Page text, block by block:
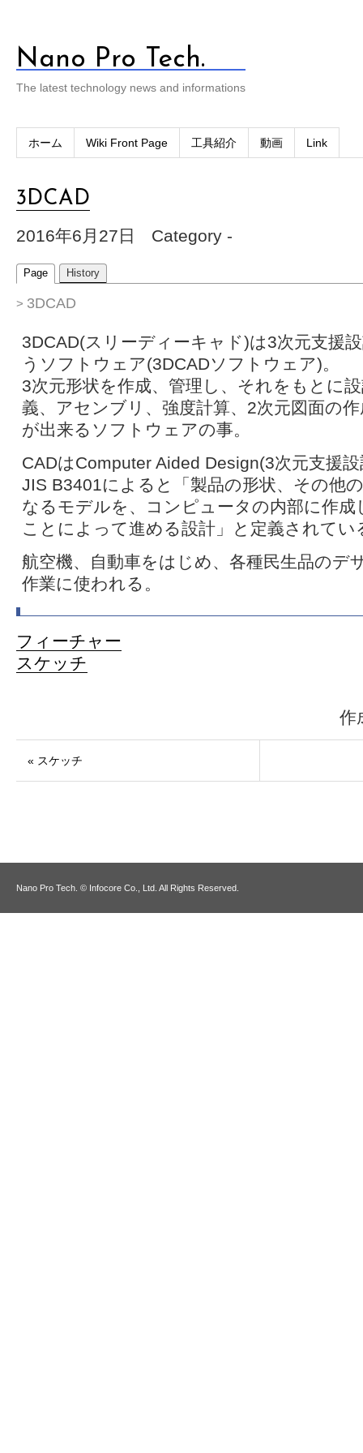
Nano Pro Tech.
The latest technology news and informations
ホーム Wiki Front Page 工具紹介 動画 Link
3DCAD
2016年6月27日 Category -
Page History
> 3DCAD
3DCAD(スリーディーキャド)は3次元支援
うソフトウェア(3DCADソフトウェア)。
3次元形状を作成、管理し、それをもとに
義、アセンブリ、強度計算、2次元図面の
が出来るソフトウェアの事。
CADはComputer Aided Design(3次元支援
JIS B3401によると「製品の形状、その他
なるモデルを、コンピュータの内部に作成
ことによって進める設計」と定義されてい
航空機、自動車をはじめ、各種民生品のデ
作業に使われる。
フィーチャー
スケッチ
作
« スケッチ
Nano Pro Tech. © Infocore Co., Ltd. All Rights Reserved.